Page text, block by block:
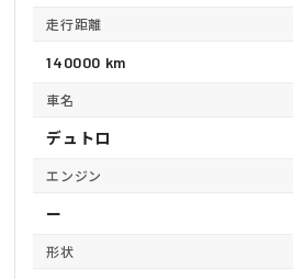
走行距離
140000 km
車名
デュトロ
エンジン
ー
形状